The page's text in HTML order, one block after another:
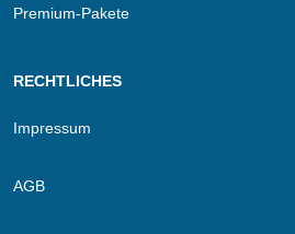
Premium-Pakete
RECHTLICHES
Impressum
AGB